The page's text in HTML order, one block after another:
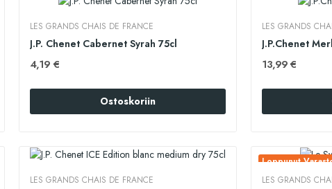
LES GRANDS CHAIS DE FRANCE
J.P. Chenet Cabernet Syrah 75cl
4,19 €
Ostoskoriin
LES GRANDS
J.P.Chenet
13,99 €
LES GRANDS CHAIS DE FRANCE
Loppunut
LES GRANDS